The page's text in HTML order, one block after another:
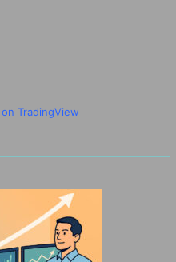
TradingView